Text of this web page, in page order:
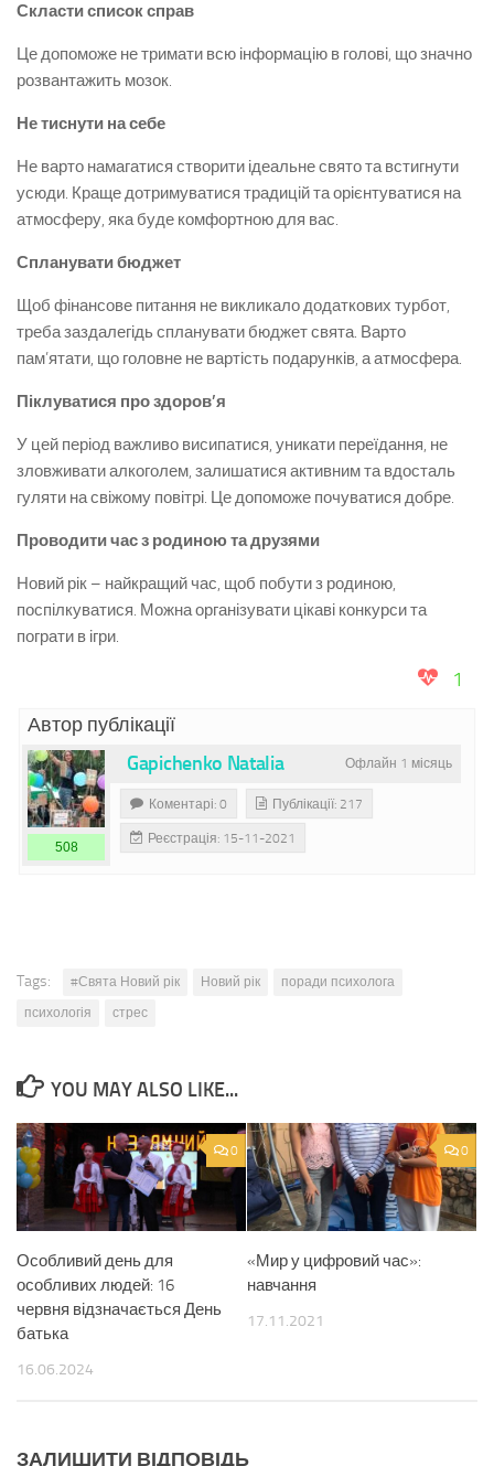
Скласти список справ
Це допоможе не тримати всю інформацію в голові, що значно
розвантажить мозок.
Не тиснути на себе
Не варто намагатися створити ідеальне свято та встигнути
усюди. Краще дотримуватися традицій та орієнтуватися на
атмосферу, яка буде комфортною для вас.
Спланувати бюджет
Щоб фінансове питання не викликало додаткових турбот,
треба заздалегідь спланувати бюджет свята. Варто
пам’ятати, що головне не вартість подарунків, а атмосфера.
Піклуватися про здоров’я
У цей період важливо висипатися, уникати переїдання, не
зловживати алкоголем, залишатися активним та вдосталь
гуляти на свіжому повітрі. Це допоможе почуватися добре.
Проводити час з родиною та друзями
Новий рік – найкращий час, щоб побути з родиною,
поспілкуватися. Можна організувати цікаві конкурси та
пограти в ігри.
1
Автор публікації
Офлайн 1 місяць
Gapichenko Natalia
508
Коментарі: 0 Публікації: 217
Реєстрація: 15-11-2021
Tags: #Свята Новий рік Новий рік
поради психолога
психологія
стрес
YOU MAY ALSO LIKE...
0
Особливий день для
особливих людей: 16
червня відзначається День
батька
16.06.2024
0
«Мир у цифровий час»:
навчання
17.11.2021
ЗАЛИШИТИ ВІДПОВІДЬ